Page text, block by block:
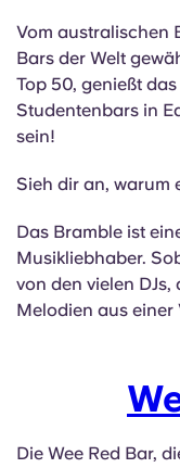
Vom australischen
Bars der Welt
Top 50, genießt
Studentenbars in
sein!
Sieh dir an, warum
Das Bramble ist
Musikliebhaber.
von den vielen
Melodien aus einer
Die Wee Red Bar,